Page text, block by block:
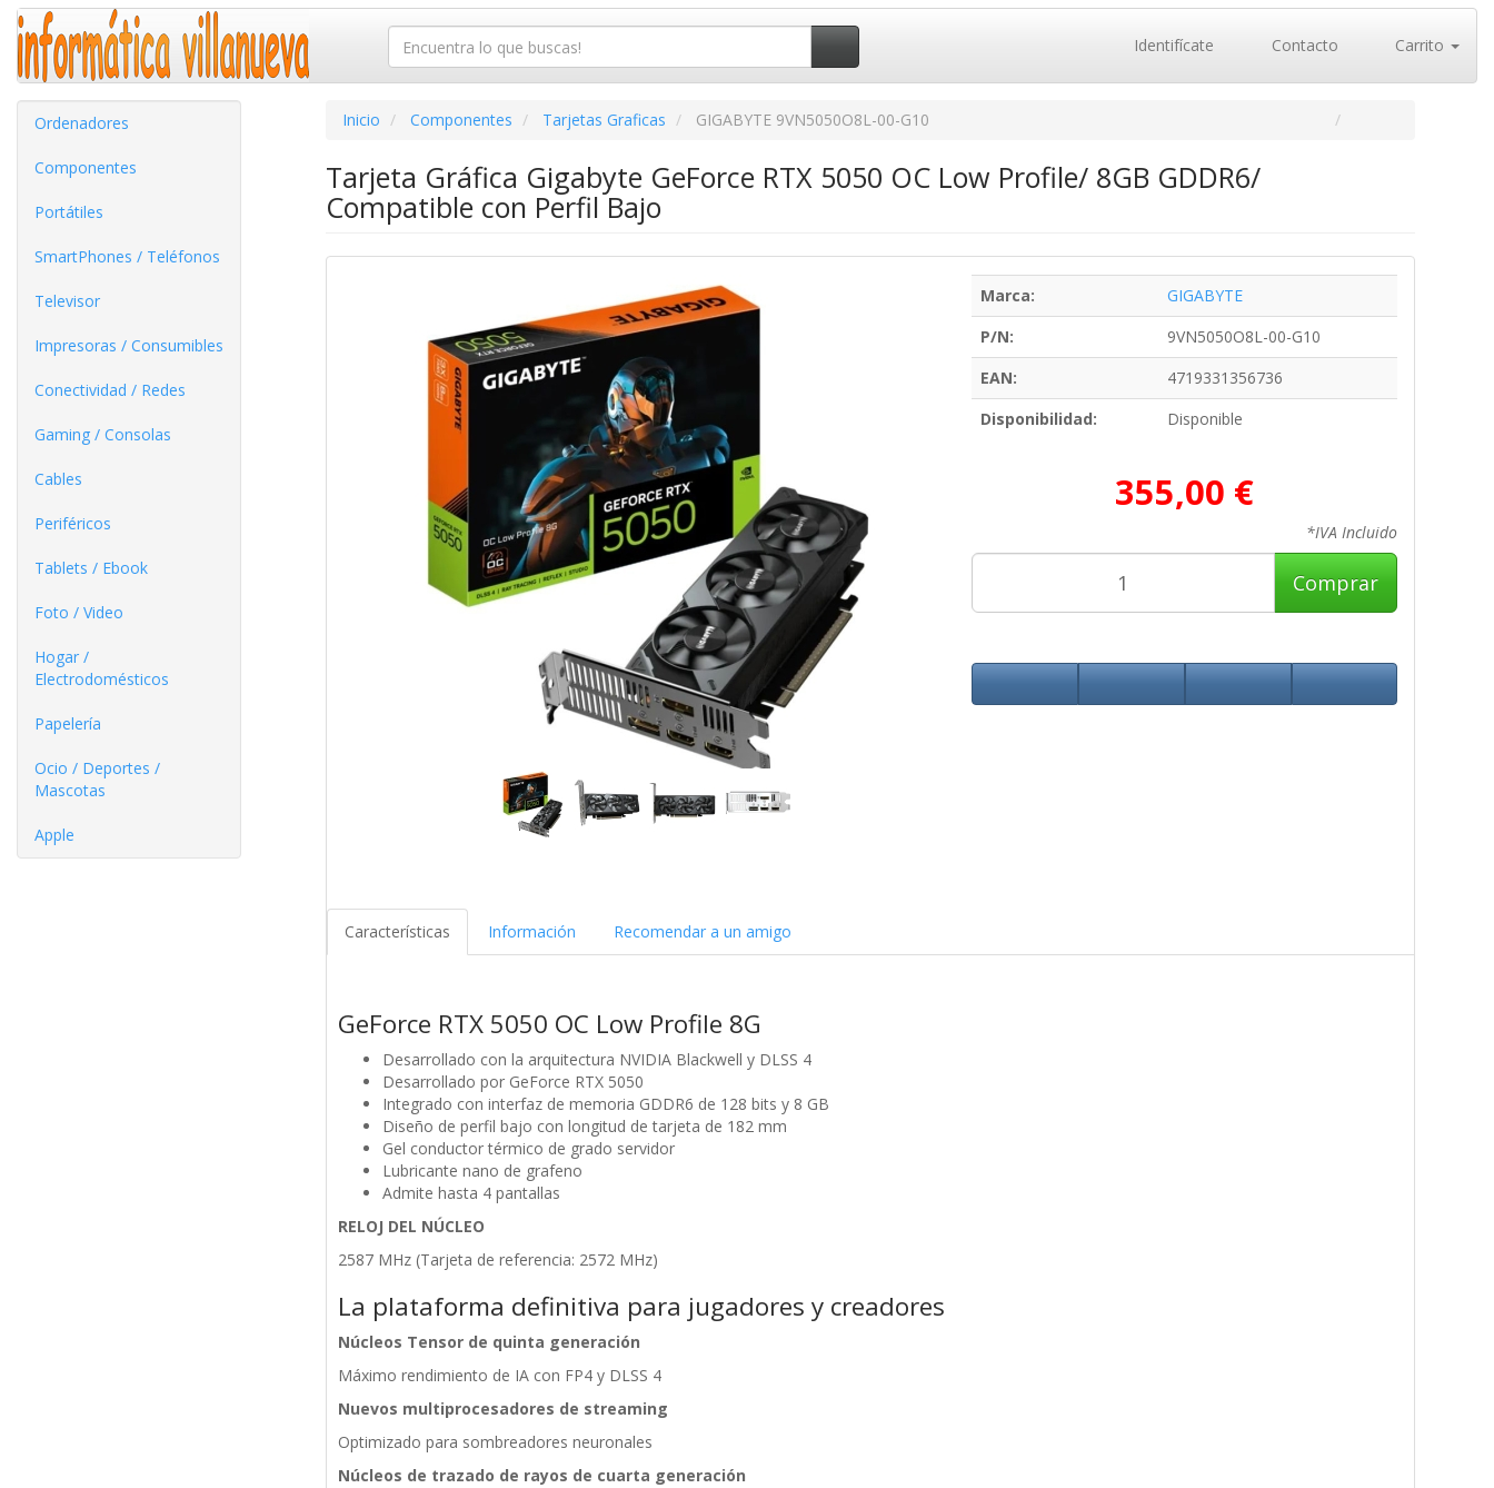
Identifícate Contacto Carrito
Ordenadores
Componentes
Portátiles
SmartPhones / Teléfonos
Televisor
Impresoras / Consumibles
Conectividad / Redes
Gaming / Consolas
Cables
Periféricos
Tablets / Ebook
Foto / Video
Hogar /
Electrodomésticos
Papelería
Ocio / Deportes /
Mascotas
Apple
Inicio Componentes Tarjetas Graficas GIGABYTE 9VN5050O8L-00-G10
Tarjeta Gráfica Gigabyte GeForce RTX 5050 OC Low Profile/ 8GB GDDR6/
Compatible con Perfil Bajo
Marca:
GIGABYTE
P/N:
9VN5050O8L-00-G10
EAN:
4719331356736
Disponibilidad:
Disponible
355,00 €
*IVA Incluido
Comprar
Características Información Recomendar a un amigo
GeForce RTX 5050 OC Low Profile 8G
Desarrollado con la arquitectura NVIDIA Blackwell y DLSS 4
Desarrollado por GeForce RTX 5050
Integrado con interfaz de memoria GDDR6 de 128 bits y 8 GB
Diseño de perfil bajo con longitud de tarjeta de 182 mm
Gel conductor térmico de grado servidor
Lubricante nano de grafeno
Admite hasta 4 pantallas
RELOJ DEL NÚCLEO
2587 MHz (Tarjeta de referencia: 2572 MHz)
La plataforma definitiva para jugadores y creadores
Núcleos Tensor de quinta generación
Máximo rendimiento de IA con FP4 y DLSS 4
Nuevos multiprocesadores de streaming
Optimizado para sombreadores neuronales
Núcleos de trazado de rayos de cuarta generación